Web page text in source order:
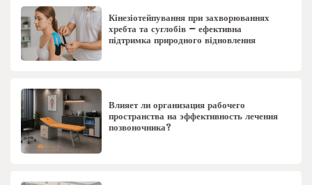
Кінезіотейпування при захворюваннях
хребта та суглобів – ефективна
підтримка природного відновлення
Влияет ли организация рабочего
пространства на эффективность лечения
позвоночника?